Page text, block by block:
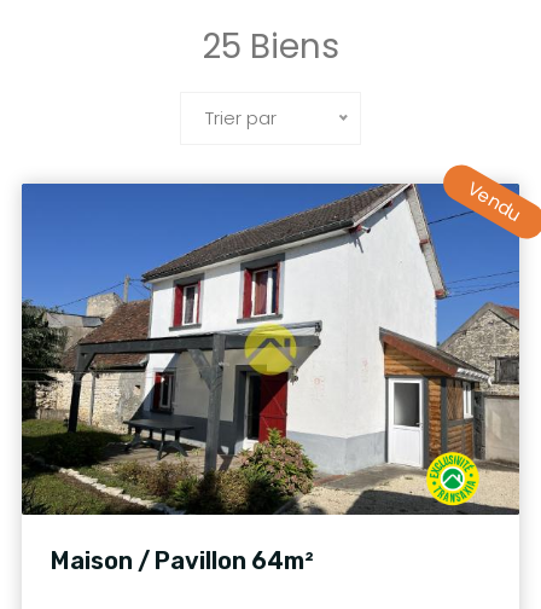
25 Biens
Trier par
Vendu
Maison / Pavillon 64m²